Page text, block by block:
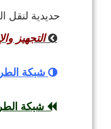
حديدية لنقل
التجهيز
شبكة
شبكة